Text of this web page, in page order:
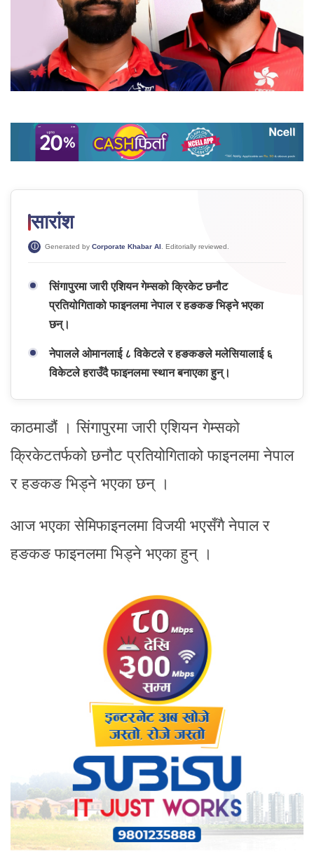
सारांश
Generated by Corporate Khabar AI . Editorially reviewed.
सिंगापुरमा जारी एशियन गेम्सको क्रिकेट छनौट
प्रतियोगिताको फाइनलमा नेपाल र हङकङ भिड्ने भएका
छन्।
नेपालले ओमानलाई ८ विकेटले र हङकङले मलेसियालाई ६
विकेटले हराउँदै फाइनलमा स्थान बनाएका हुन्।
काठमाडौं । सिंगापुरमा जारी एशियन गेम्सको
क्रिकेटतर्फको छनौट प्रतियोगिताको फाइनलमा नेपाल
र हङकङ भिड्ने भएका छन् ।
आज भएका सेमिफाइनलमा विजयी भएसँगै नेपाल र
हङकङ फाइनलमा भिड्ने भएका हुन् ।